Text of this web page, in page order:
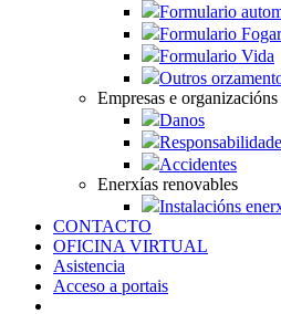
Formulario
Formulario Fogar
Formulario Vida
Outros
Empresas e organizacións
Danos
Responsabilidade
Accidentes
Enerxías renovables
Instalacións
CONTACTO
OFICINA VIRTUAL
Asistencia
Acceso a portais